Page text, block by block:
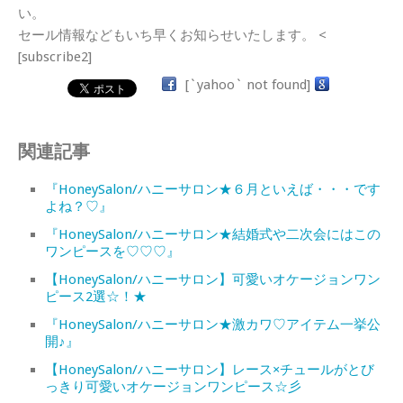
い。
セール情報などもいち早くお知らせいたします。 <
[subscribe2]
[`yahoo` not found]
関連記事
『HoneySalon/ハニーサロン★６月といえば・・・です
よね？♡』
『HoneySalon/ハニーサロン★結婚式や二次会にはこの
ワンピースを♡♡♡』
【HoneySalon/ハニーサロン】可愛いオケージョンワン
ピース2選☆！★
『HoneySalon/ハニーサロン★激カワ♡アイテム一挙公
開♪』
【HoneySalon/ハニーサロン】レース×チュールがとび
っきり可愛いオケージョンワンピース☆彡